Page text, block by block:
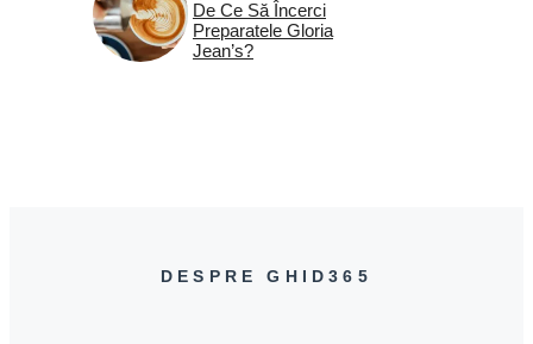
De Ce Să Încerci
Preparatele Gloria
Jean’s?
DESPRE GHID365